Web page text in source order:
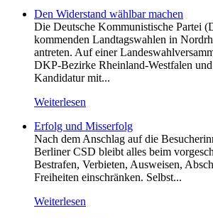
Den Widerstand wählbar machen
Die Deutsche Kommunistische Partei
kommenden Landtagswahlen in
antreten. Auf einer
DKP-Bezirke Rheinland-Westfalen
Kandidatur mit...
Weiterlesen
Erfolg und Misserfolg
Nach dem Anschlag auf die
Berliner CSD bleibt alles beim
Bestrafen, Verbieten, Ausweisen,
Freiheiten einschränken. Selbst...
Weiterlesen